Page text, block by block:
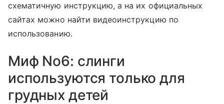
схематичную инструкцию, а на их официальных
сайтах можно найти видеоинструкцию по
использованию.
Миф No6: слинги
используются только для
грудных детей